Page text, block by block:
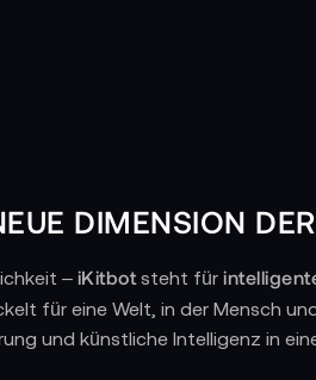
DIMENSION
– iKitbotsteht für
für eine Welt, in der Mensch
und künstliche Intelligenz in